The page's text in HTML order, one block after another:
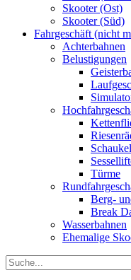
Skooter (Ost)
Skooter (Süd)
Fahrgeschäft (nicht
Achterbahnen
Belustigungen
Türme
Berg-
Break
Wasserbahnen
Ehemalige